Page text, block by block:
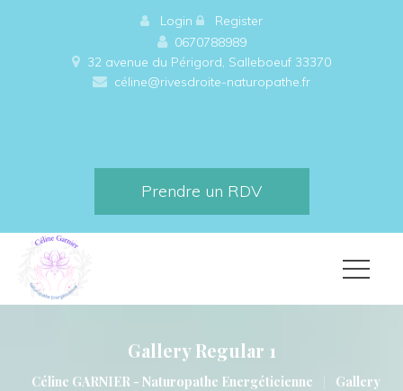
Login
Register
0670788989
32 avenue du Périgord, Salleboeuf 33370
céline@rivesdroite-naturopathe.fr
Prendre un RDV
Gallery Regular 1
Céline GARNIER - Naturopathe Energéticienne
Gallery